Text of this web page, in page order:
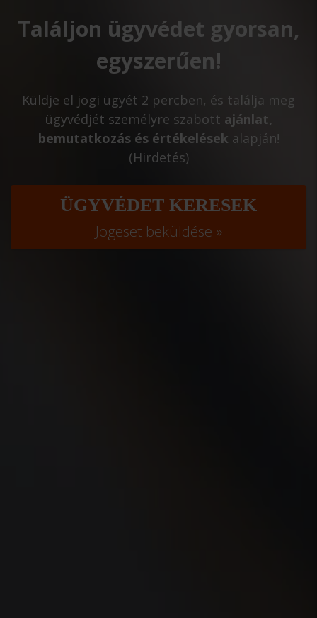
Találjon ügyvédet gyorsan,
egyszerűen!
Küldje el jogi ügyét 2 percben, és találja meg
ügyvédjét személyre szabott ajánlat,
bemutatkozás és értékelések alapján!
(Hirdetés)
ÜGYVÉDET KERESEK
Jogeset beküldése »